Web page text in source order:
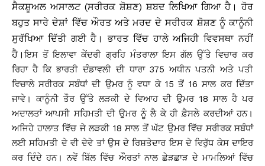
ਸੈਕਸ਼ੂਅਲ ਅਸਾਲਟ (ਸਰੀਰਕ ਸ਼ੋਸ਼ਣ) ਸ਼ਬਦ ਲਿਖਿਆ ਗਿਆ ਹੈ। ਹੋਰ
ਬਹੁਤ ਸਾਰੇ ਦੇਸ਼ਾਂ ਵਿੱਚ ਔਰਤ ਅਤੇ ਮਰਦ ਦੇ ਸਰੀਰਕ ਸ਼ੋਸ਼ਣ ਨੂੰ ਕਾਨੂੰਨੀ
ਸੁਰੱਖਿਆ ਦਿੱਤੀ ਗਈ ਹੈ। ਭਾਰਤ ਵਿੱਚ ਹਾਲੇ ਅਜਿਹੀ ਵਿਵਸਥਾ ਨਹੀਂ
ਹੈ।ਇਸ ਤੋਂ ਇਲਾਵਾ ਕੇਂਦਰੀ ਗ੍ਰਹਿ ਮੰਤਰਾਲਾ ਇਸ ਗੱਲ ਉੱਤੇ ਵਿਚਾਰ ਕਰ
ਰਿਹਾ ਹੈ ਕਿ ਭਾਰਤੀ ਦੰਡਾਵਲੀ ਦੀ ਧਾਰਾ 375 ਅਧੀਨ ਪਤਨੀ ਅਤੇ ਪਤੀ
ਵਿਚਾਲੇ ਸਰੀਰਕ ਸਬੰਧਾਂ ਦੀ ਉਮਰ ਨੂੰ ਵਧਾ ਕੇ 15 ਤੋਂ 16 ਸਾਲ ਕਰ ਦਿੱਤਾ
ਜਾਵੇ। ਕਾਨੂੰਨੀ ਤੌਰ ਉੱਤੇ ਲੜਕੀ ਦੇ ਵਿਆਹ ਦੀ ਉਮਰ 18 ਸਾਲ ਹੈ ਪਰ
ਅਦਾਲਤਾਂ ਆਪਸੀ ਸਹਿਮਤੀ ਦੀ ਉਮਰ ਨੂੰ ਲੈ ਕੇ ਹੀ ਫ਼ੈਸਲੇ ਕਰਦੀਆਂ ਹਨ।
ਅਜਿਹੇ ਹਾਲਾਤ ਵਿੱਚ ਜੇ ਲੜਕੀ 18 ਸਾਲ ਤੋਂ ਘੱਟ ਉਮਰ ਵਿੱਚ ਸਰੀਰਕ ਸਬੰਧਾਂ
ਲਈ ਸਹਿਮਤੀ ਦੇ ਵੀ ਦੇਵੇ ਤਾਂ ਉਸ ਦੇ ਰਿਸ਼ਤੇਦਾਰ ਇਸ ਦੇ ਵਿਰੁੱਧ ਕੇਸ ਦਾਇਰ
ਕਰ ਦਿੰਦੇ ਹਨ। ਨਵੇਂ ਬਿੱਲ ਵਿੱਚ ਔਰਤਾਂ ਨਾਲ ਛੇੜਛਾੜ ਦੇ ਮਾਮਲਿਆਂ ਵਿੱਚ